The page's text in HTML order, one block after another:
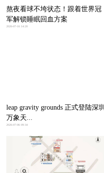
熬夜看球不垮状态！跟着世界冠
军解锁睡眠回血方案
2026-07-16 14:20
leap gravity grounds 正式登陆深圳
万象天...
2026-07-06 09:34